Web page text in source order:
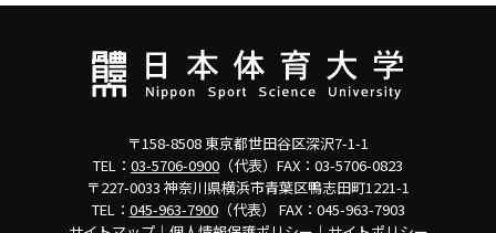
〒158-8508 東京都世田谷区深沢7-1-1
TEL： 03-5706-0900 （代表）FAX：03-5706-0823
〒227-0033 神奈川県横浜市青葉区鴨志田町1221-1
TEL： 045-963-7900（代表） FAX：045-963-7903